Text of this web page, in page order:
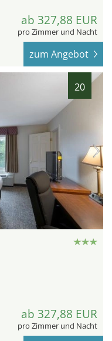
ab 327,88 EUR
pro Zimmer und Nacht
zum Angebot
20
ab 327,88 EUR
pro Zimmer und Nacht